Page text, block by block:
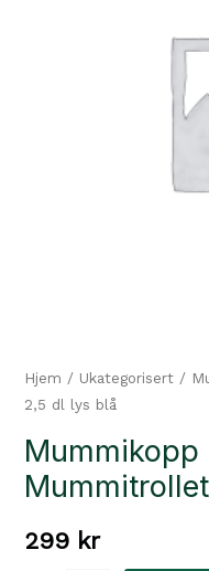
Hjem / Ukategorisert /
2,5 dl lys blå
Mummikopp
299 kr